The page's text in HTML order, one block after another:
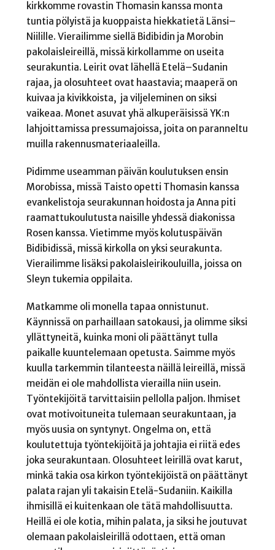
kirkkomme rovastin Thomasin kanssa monta
tuntia pölyistä ja kuoppaista hiekkatietä Länsi–
Niilille. Vierailimme siellä Bidibidin ja Morobin
pakolaisleireillä, missä kirkollamme on useita
seurakuntia. Leirit ovat lähellä Etelä–Sudanin
rajaa, ja olosuhteet ovat haastavia; maaperä on
kuivaa ja kivikkoista, ja viljeleminen on siksi
vaikeaa. Monet asuvat yhä alkuperäisissä YK:n
lahjoittamissa pressumajoissa, joita on paranneltu
muilla rakennusmateriaaleilla.
Pidimme useamman päivän koulutuksen ensin
Morobissa, missä Taisto opetti Thomasin kanssa
evankelistoja seurakunnan hoidosta ja Anna piti
raamattukoulutusta naisille yhdessä diakonissa
Rosen kanssa. Vietimme myös kolutuspäivän
Bidibidissä, missä kirkolla on yksi seurakunta.
Vierailimme lisäksi pakolaisleirikouluilla, joissa on
Sleyn tukemia oppilaita.
Matkamme oli monella tapaa onnistunut.
Käynnissä on parhaillaan satokausi, ja olimme siksi
yllättyneitä, kuinka moni oli päättänyt tulla
paikalle kuuntelemaan opetusta. Saimme myös
kuulla tarkemmin tilanteesta näillä leireillä, missä
meidän ei ole mahdollista vierailla niin usein.
Työntekijöitä tarvittaisiin pellolla paljon. Ihmiset
ovat motivoituneita tulemaan seurakuntaan, ja
myös uusia on syntynyt. Ongelma on, että
koulutettuja työntekijöitä ja johtajia ei riitä edes
joka seurakuntaan. Olosuhteet leirillä ovat karut,
minkä takia osa kirkon työntekijöistä on päättänyt
palata rajan yli takaisin Etelä-Sudaniin. Kaikilla
ihmisillä ei kuitenkaan ole tätä mahdollisuutta.
Heillä ei ole kotia, mihin palata, ja siksi he joutuvat
olemaan pakolaisleirillä odottaen, että oman